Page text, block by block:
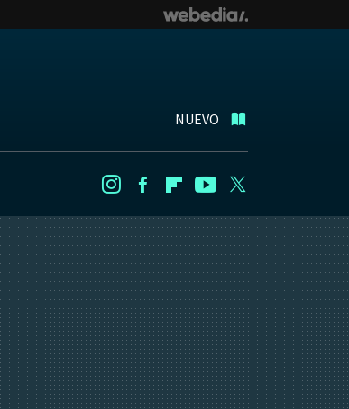
NUEVO
InstagramFacebookFlipboard
Youtube